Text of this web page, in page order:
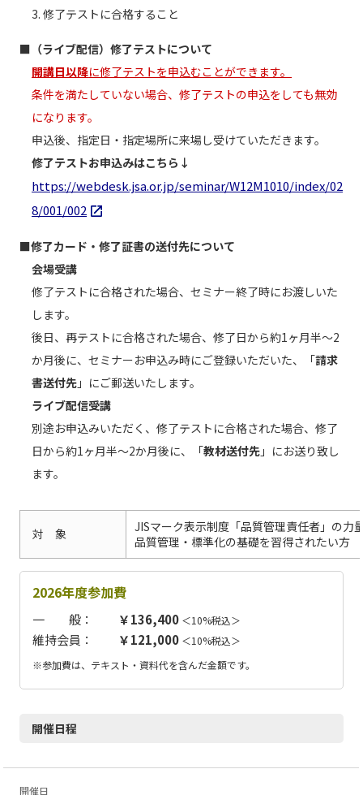
3. 修了テストに合格すること
■（ライブ配信）修了テストについて
開講日以降に修了テストを申込むことができます。
条件を満たしていない場合、修了テストの申込をしても無効
になります。
申込後、指定日・指定場所に来場し受けていただきます。
修了テストお申込みはこちら↓
https://webdesk.jsa.or.jp/seminar/W12M1010/index/02
8/001/002
■修了カード・修了証書の送付先について
会場受講
修了テストに合格された場合、セミナー終了時にお渡しいた
します。
後日、再テストに合格された場合、修了日から約1ヶ月半～2
か月後に、セミナーお申込み時にご登録いただいた、「請求
書送付先 」にご郵送いたします。
ライブ配信受講
別途お申込みいただく、修了テストに合格された場合、修了
日から約1ヶ月半～2か月後に、「教材送付先 」にお送り致し
ます。
対 象
JISマーク表示制度「品質管理責任者」の力
品質管理・標準化の基礎を習得されたい方
2026年度参加費
一 般： ￥136,400 ＜10%税込＞
維持会員： ￥121,000 ＜10%税込＞
※参加費は、テキスト・資料代を含んだ金額です。
開催日程
開催日